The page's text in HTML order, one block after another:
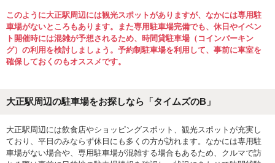
このように大正駅周辺には観光スポットがありますが、なかには専用駐
車場がないところもあります。また専用駐車場完備でも、休日やイベン
ト開催時には混雑が予想されるため、時間貸駐車場（コインパーキン
グ）の利用を検討しましょう。予約制駐車場を利用して、事前に車室を
確保しておくのもオススメです。
大正駅周辺の駐車場をお探しなら「タイムズのB」
大正駅周辺には飲食店やショッピングスポット、観光スポットが充実し
ており、平日のみならず休日にも多くの方が訪れます。なかには専用駐
車場がない場合や、専用駐車場が混雑する場合もあるため、クルマで訪